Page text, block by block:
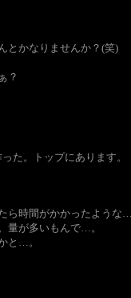
とかなりませんか？(笑)
？
た。トップにあります。
ら時間がかかったような…
量が多いもんで…。
と…。